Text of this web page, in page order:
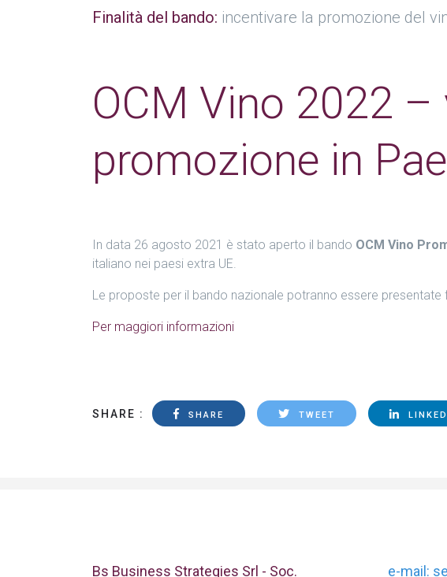
Finalità del bando: incentivare la promozione del
OCM Vino 2022
promozione in
In data 26 agosto 2021 è stato aperto il bando OCM Vino
italiano nei paesi extra UE.
Le proposte per il bando nazionale potranno essere
Per maggiori informazioni
SHARE : SHARE TWEET
Bs Business Strategies Srl - Soc. e-mail: